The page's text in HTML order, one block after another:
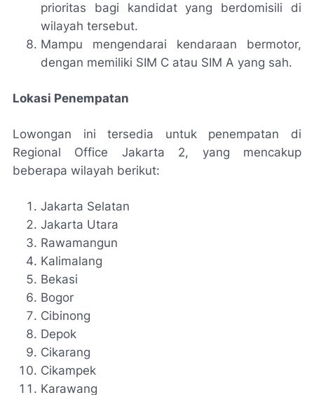
prioritas bagi kandidat yang berdomisili di
wilayah tersebut.
Mampu mengendarai kendaraan bermotor,
dengan memiliki SIM C atau SIM A yang sah.
Lokasi Penempatan
Lowongan ini tersedia untuk penempatan di
Regional Office Jakarta 2, yang mencakup
beberapa wilayah berikut:
Jakarta Selatan
Jakarta Utara
Rawamangun
Kalimalang
Bekasi
Bogor
Cibinong
Depok
Cikarang
Cikampek
Karawang